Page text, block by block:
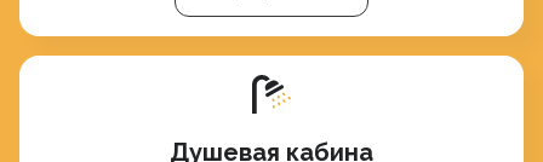
Душевая кабина